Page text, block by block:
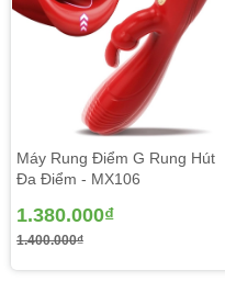
Máy Rung Điểm G Rung Hút
Đa Điểm - MX106
1.380.000₫
1.400.000₫